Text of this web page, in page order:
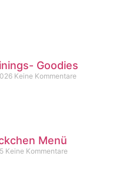
Goodies
Keine Kommentare
Menü
Keine Kommentare